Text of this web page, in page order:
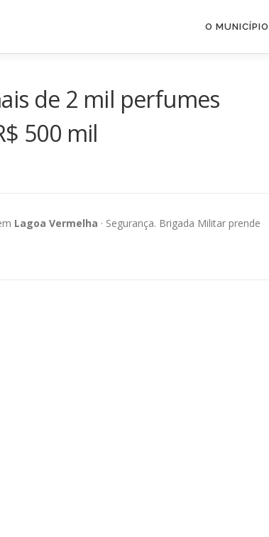
O MUNICÍPIO
de 2 mil perfumes
500 mil
Lagoa Vermelha · Segurança. Brigada Militar prende